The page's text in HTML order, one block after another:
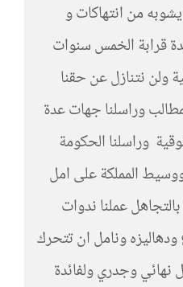
من انتهاكات و
قرابة الخمس سنوات
ولن نتنازل عن حقنا
وراسلنا جهات عدة
وراسلنا الحكومة
ووسيط المملكة على امل
عملنا ندوات
ونامل ان تتحرك
وجدري ولفائدة